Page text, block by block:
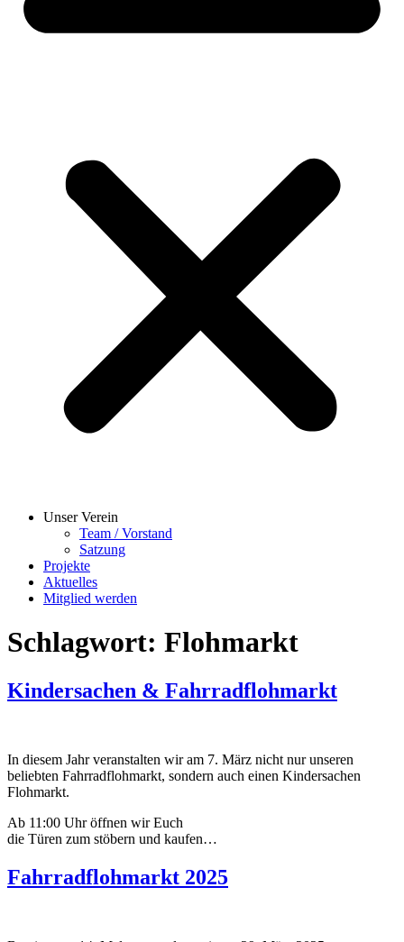
Unser Verein
Team / Vorstand
Satzung
Projekte
Aktuelles
Mitglied werden
Schlagwort: Flohmarkt
Kindersachen & Fahrradflohmarkt
In diesem Jahr veranstalten wir am 7. März nicht nur unseren
beliebten Fahrradflohmarkt, sondern auch einen Kindersachen
Flohmarkt.
Ab 11:00 Uhr öffnen wir Euch
die Türen zum stöbern und kaufen…
Fahrradflohmarkt 2025